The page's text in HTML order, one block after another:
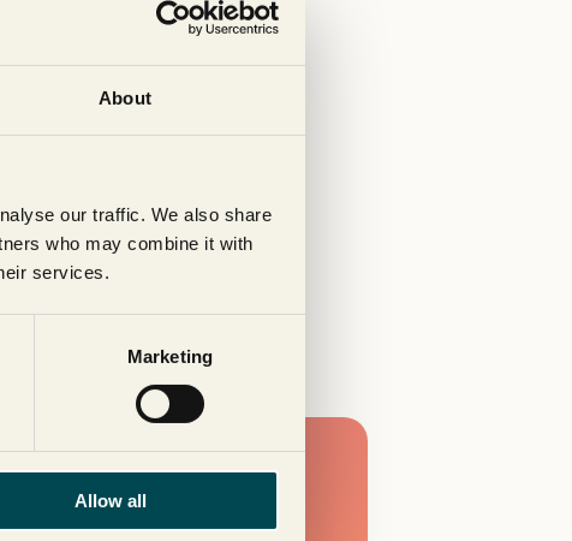
About
our traffic. We also share
who may combine it with
services.
Marketing
Allow all
og betjener alt fra små
sykehus.